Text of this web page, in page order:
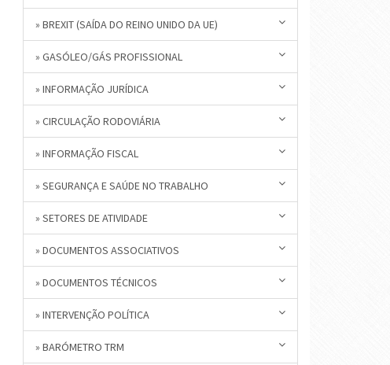
» BREXIT (SAÍDA DO REINO UNIDO DA UE)
» GASÓLEO/GÁS PROFISSIONAL
» INFORMAÇÃO JURÍDICA
» CIRCULAÇÃO RODOVIÁRIA
» INFORMAÇÃO FISCAL
» SEGURANÇA E SAÚDE NO TRABALHO
» SETORES DE ATIVIDADE
» DOCUMENTOS ASSOCIATIVOS
» DOCUMENTOS TÉCNICOS
» INTERVENÇÃO POLÍTICA
» BARÓMETRO TRM